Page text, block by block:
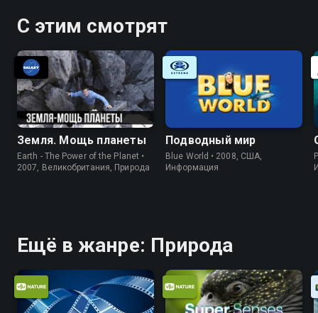
С этим смотрят
Земля. Мощь планеты
Earth - The Power of the Planet •
2007, Великобритания, Природа
Подводный мир
Blue World • 2008, США,
Информация
Ещё в жанре: Природа